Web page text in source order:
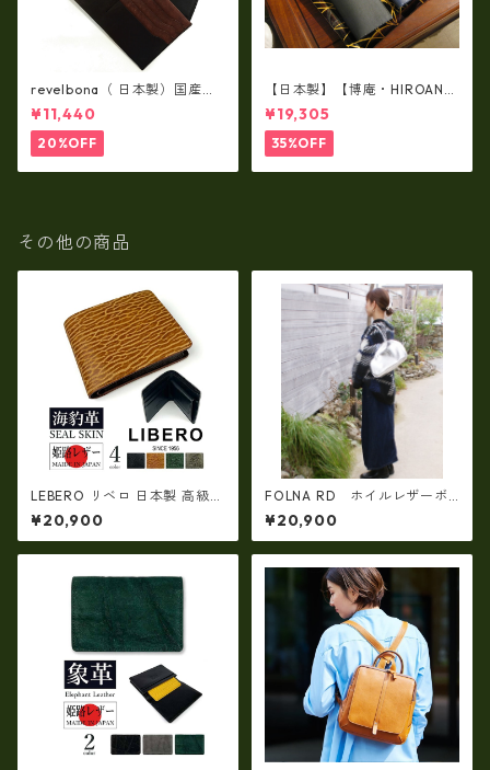
revelbona（ 日本製）国産牛
革製・お札入れ ロングウォ
レット rl-001
¥11,440
20%OFF
【日本製】【博庵・HIROAN】
最高級牛革（ボーテッド）札
入れ・長財布 ha-21535
¥19,305
35%OFF
その他の商品
LEBERO リベロ 日本製 高級
アザラシ革(シールスキン)× 姫
路レザー 二つ折り財布(ly140
1)
¥20,900
FOLNA RD ホイルレザーボ
ストンバッグ S-SIZE SILVER
fo- 083338
¥20,900